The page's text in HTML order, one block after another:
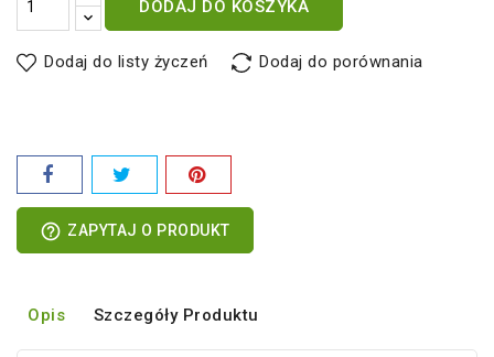
DODAJ DO KOSZYKA
Dodaj do listy życzeń Dodaj do porównania
help_outline ZAPYTAJ O PRODUKT
Opis Szczegóły Produktu